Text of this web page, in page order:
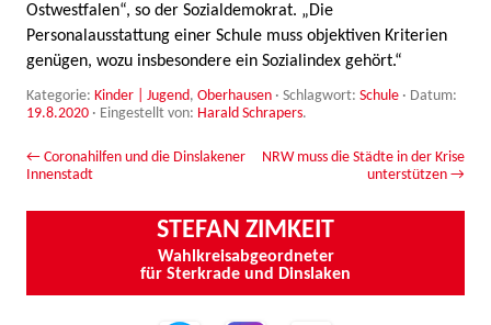
Ostwestfalen“, so der Sozialdemokrat. „Die
Personalausstattung einer Schule muss objektiven Kriterien
genügen, wozu insbesondere ein Sozialindex gehört.“
Kategorie: Kinder | Jugend, Oberhausen · Schlagwort: Schule · Datum:
19.8.2020 · Eingestellt von: Harald Schrapers.
Beitrags-Navigation
← Coronahilfen und die Dinslakener
Innenstadt
NRW muss die Städte in der Krise
unterstützen →
STEFAN ZIMKEIT
Wahlkreisabgeordneter
für Sterkrade und Dinslaken